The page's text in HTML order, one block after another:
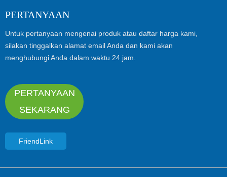
PERTANYAAN
Untuk pertanyaan mengenai produk atau daftar harga kami,
silakan tinggalkan alamat email Anda dan kami akan
menghubungi Anda dalam waktu 24 jam.
PERTANYAAN
SEKARANG
FriendLink